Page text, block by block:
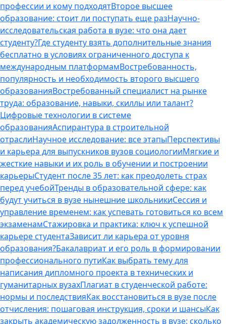
профессии и кому подходятВторое высшее
образование: стоит ли поступать еще разНаучно-
исследовательская работа в вузе: что она дает
студенту?Где студенту взять дополнительные знания
бесплатно в условиях ограниченного доступа к
международным платформамВостребованность,
популярность и необходимость второго высшего
образованияВостребованный специалист на рынке
труда: образование, навыки, скиллы или талант?
Цифровые технологии в системе
образованияАспирантура в строительной
отраслиНаучное исследование: все этапыПерспективы
и карьера для выпускников вузов социологииМягкие и
жесткие навыки и их роль в обучении и построении
карьерыСтудент после 35 лет: как преодолеть страх
перед учебойТренды в образовательной сфере: как
будут учиться в вузе нынешние школьникиСессия и
управление временем: как успевать готовиться ко всем
экзаменамСтажировка и практика: ключ к успешной
карьере студентаЗависит ли карьера от уровня
образования?Бакалавриат и его роль в формировании
профессионального путиКак выбрать тему для
написания дипломного проекта в технических и
гуманитарных вузахПлагиат в студенческой работе:
нормы и последствияКак восстановиться в вузе после
отчисления: пошаговая инструкция, сроки и шансыКак
закрыть академическую задолженность в вузе: сколько